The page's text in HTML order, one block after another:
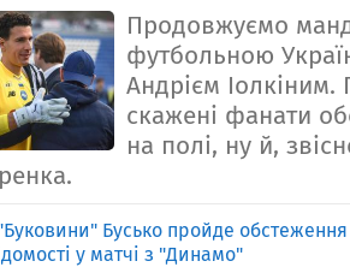
Продовжуємо
футбольною
Андрієм
скажені фанати
на полі, ну й,
Бусько пройде обстеження
у матчі з "Динамо"